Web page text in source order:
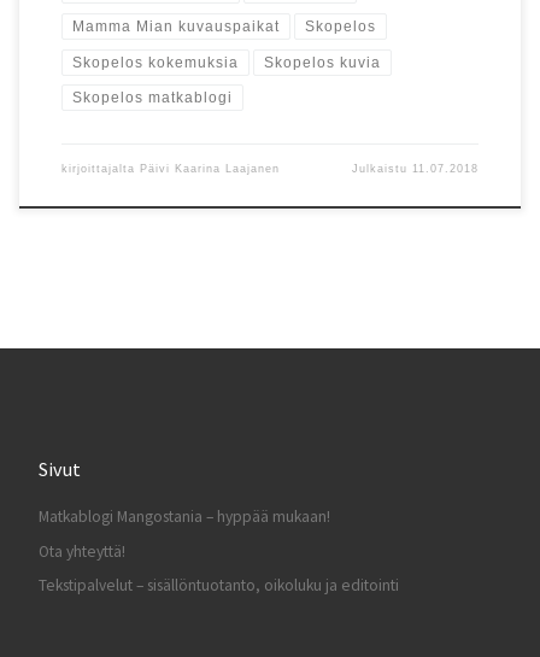
Mamma Mian kuvauspaikat Skopelos
Skopelos kokemuksia Skopelos kuvia
Skopelos matkablogi
kirjoittajalta Päivi Kaarina Laajanen Julkaistu 11.07.2018
Sivut
Matkablogi Mangostania – hyppää mukaan!
Ota yhteyttä!
Tekstipalvelut – sisällöntuotanto, oikoluku ja editointi